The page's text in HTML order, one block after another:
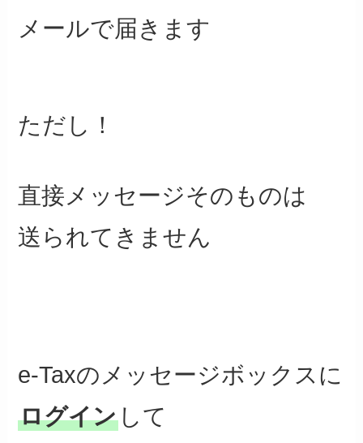
メールで届きます
ただし！
直接メッセージそのものは
送られてきません
e-Taxのメッセージボックスに
ログイン して